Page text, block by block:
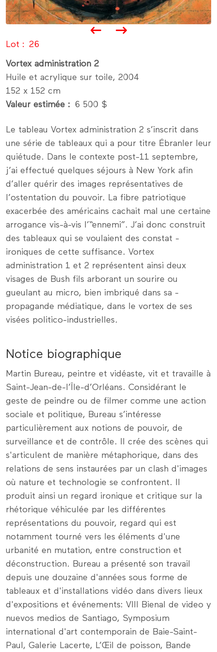
Lot 26
Vortex administration 2
Huile et acrylique sur toile, 2004
152 x 152 cm
Valeur estimée
6 500 $
Le tableau Vortex administration 2 s’inscrit dans
une série de tableaux qui a pour titre Ébranler leur
quiétude. Dans le contexte ­post-11 septembre,
j’ai effectué quelques ­séjours à New York afin
d’aller quérir des ­images représentatives de
l’ostentation du pouvoir. La fibre patriotique
exacerbée des américains cachait mal une certaine
­arrogance vis-à-vis l’“ennemi”. J’ai donc construit
des­­ ­tableaux qui se ­voulaient des ­constat ­
ironiques de cette ­suffisance. Vortex
administration 1 et 2 représentent ainsi deux
visages de Bush fils arborant un sourire ou
gueulant au micro, bien imbriqué dans sa ­
propagande médiatique, dans le vortex de ses
visées ­politico-industrielles.
Notice biographique
Martin Bureau, peintre et vidéaste, vit et travaille à
Saint-Jean-de-l’Île-d’Orléans. Considérant le
geste de peindre ou de filmer comme une action
sociale et politique, Bureau s’intéresse
particulièrement aux notions de pouvoir, de
surveillance et de contrôle. Il crée des scènes qui
s'articulent de manière métaphorique, dans des
relations de sens instaurées par un clash d'images
où nature et technologie se confrontent. Il
produit ainsi un regard ironique et critique sur la
rhétorique véhiculée par les différentes
représentations du pouvoir, regard qui est
notamment tourné vers les éléments d'une
urbanité en mutation, entre construction et
déconstruction. Bureau a présenté son travail
depuis une douzaine d'années sous forme de
tableaux et d'installations vidéo dans divers lieux
d'expositions et événements: VIII Bienal de video y
nuevos medios de Santiago, Symposium
international d'art contemporain de Baie-Saint-
Paul, Galerie Lacerte, L’Œil de poisson, Bande